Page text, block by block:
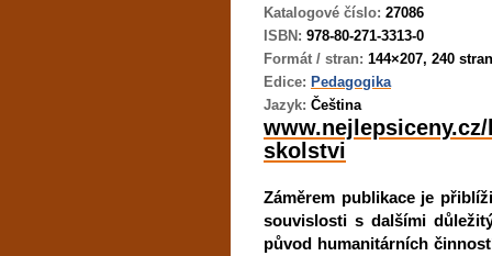
Katalogové číslo: 27086
ISBN: 978-80-271-3313-0
Formát / stran: 144×207, 240 stran
Edice: Pedagogika
Jazyk: Čeština
skolstvi
Záměrem publikace je
souvislosti s dalšími
původ humanitárních